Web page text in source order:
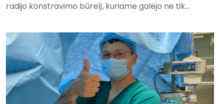
radijo konstravimo būrelį, kuriame galėjo ne tik...